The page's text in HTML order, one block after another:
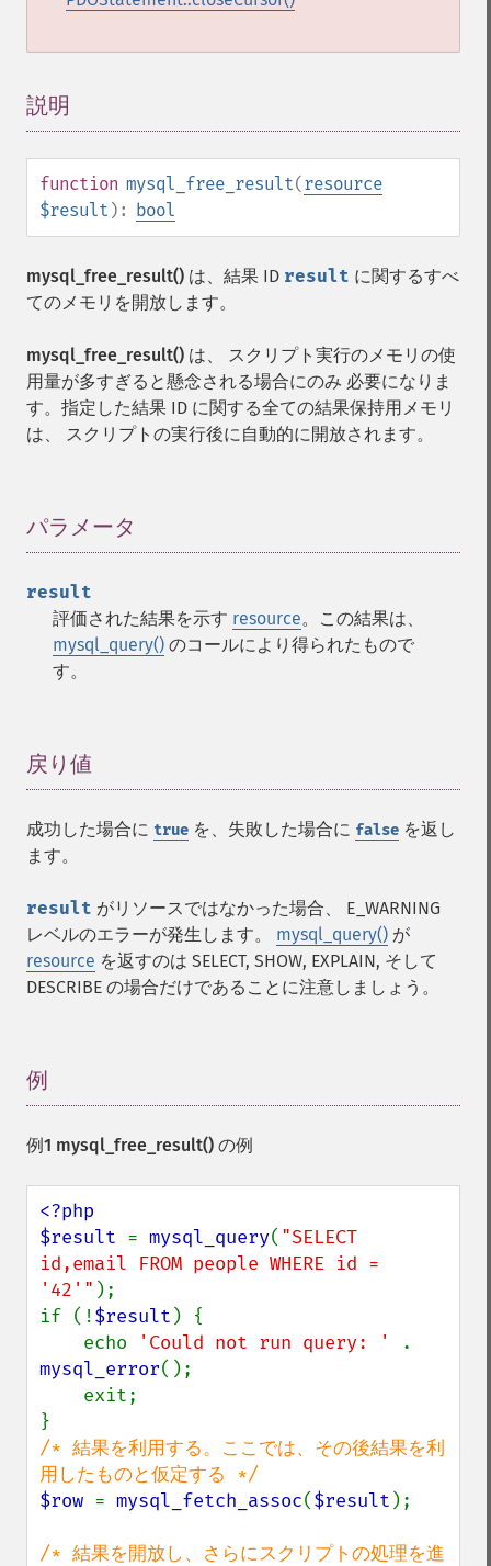
説明
function mysql_free_result(resource
$result ): bool
mysql_free_result() は、結果 ID result に関するすべ
てのメモリを開放します。
mysql_free_result() は、 スクリプト実行のメモリの使
用量が多すぎると懸念される場合にのみ 必要になりま
す。指定した結果 ID に関する全ての結果保持用メモリ
は、 スクリプトの実行後に自動的に開放されます。
パラメータ
result
評価された結果を示す resource。この結果は、
mysql_query() のコールにより得られたもので
す。
戻り値
成功した場合に true を、失敗した場合に false を返し
ます。
result がリソースではなかった場合、 E_WARNING
レベルのエラーが発生します。 mysql_query() が
resource を返すのは SELECT, SHOW, EXPLAIN, そして
DESCRIBE の場合だけであることに注意しましょう。
例
例1 mysql_free_result() の例
<?php
$result = mysql_query( "SELECT
id,email FROM people WHERE id =
'42'" );
if (!$result ) {
    echo
'Could not run query: '
mysql_error();
/* 結果を利用する。ここでは、その後結果を利
$row = mysql_fetch_assoc($result );
/* 結果を開放し、さらにスクリプトの処理を進